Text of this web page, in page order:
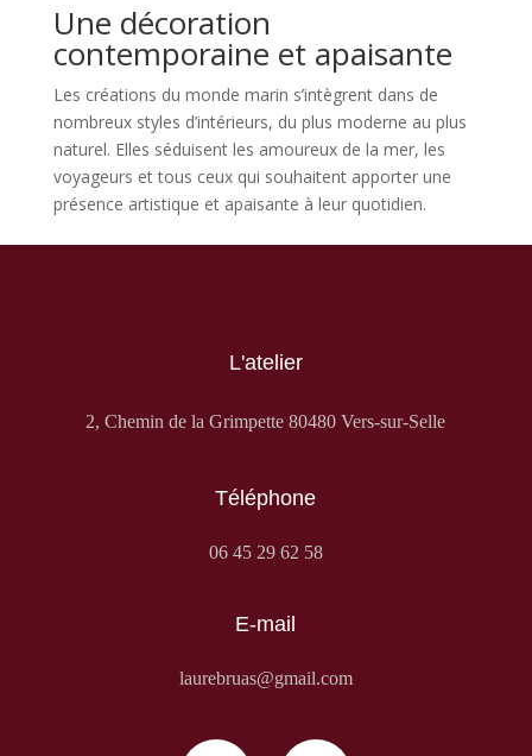
Une décoration
contemporaine et apaisante
Les créations du monde marin s’intègrent dans de
nombreux styles d’intérieurs, du plus moderne au plus
naturel. Elles séduisent les amoureux de la mer, les
voyageurs et tous ceux qui souhaitent apporter une
présence artistique et apaisante à leur quotidien.
L'atelier
2, Chemin de la Grimpette 80480 Vers-sur-Selle
Téléphone
06 45 29 62 58
E-mail
laurebruas@gmail.com